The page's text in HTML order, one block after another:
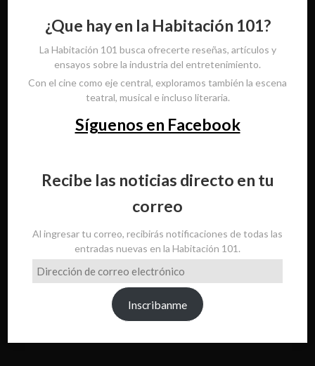
¿Que hay en la Habitación 101?
La Habitación 101 busca ofrecerte reseñas, artículos y
ensayos sobre la industria del entretenimiento.
Con el cine como eje central, exploramos también la escena
teatral, musical e incluso literaria.
Síguenos en Facebook
Recibe las noticias directo en tu
correo
Al ingresar tu correo, recibirás notificaciones de todas las
entradas nuevas en la Habitación 101.
Dirección
de
Inscribanme